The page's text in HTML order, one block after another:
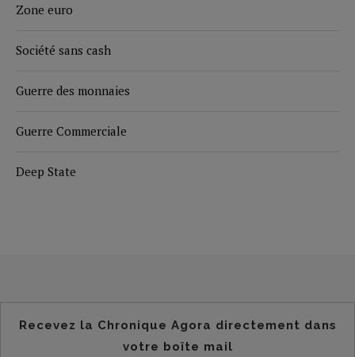
Zone euro
Société sans cash
Guerre des monnaies
Guerre Commerciale
Deep State
Recevez la Chronique Agora directement dans
votre boîte mail